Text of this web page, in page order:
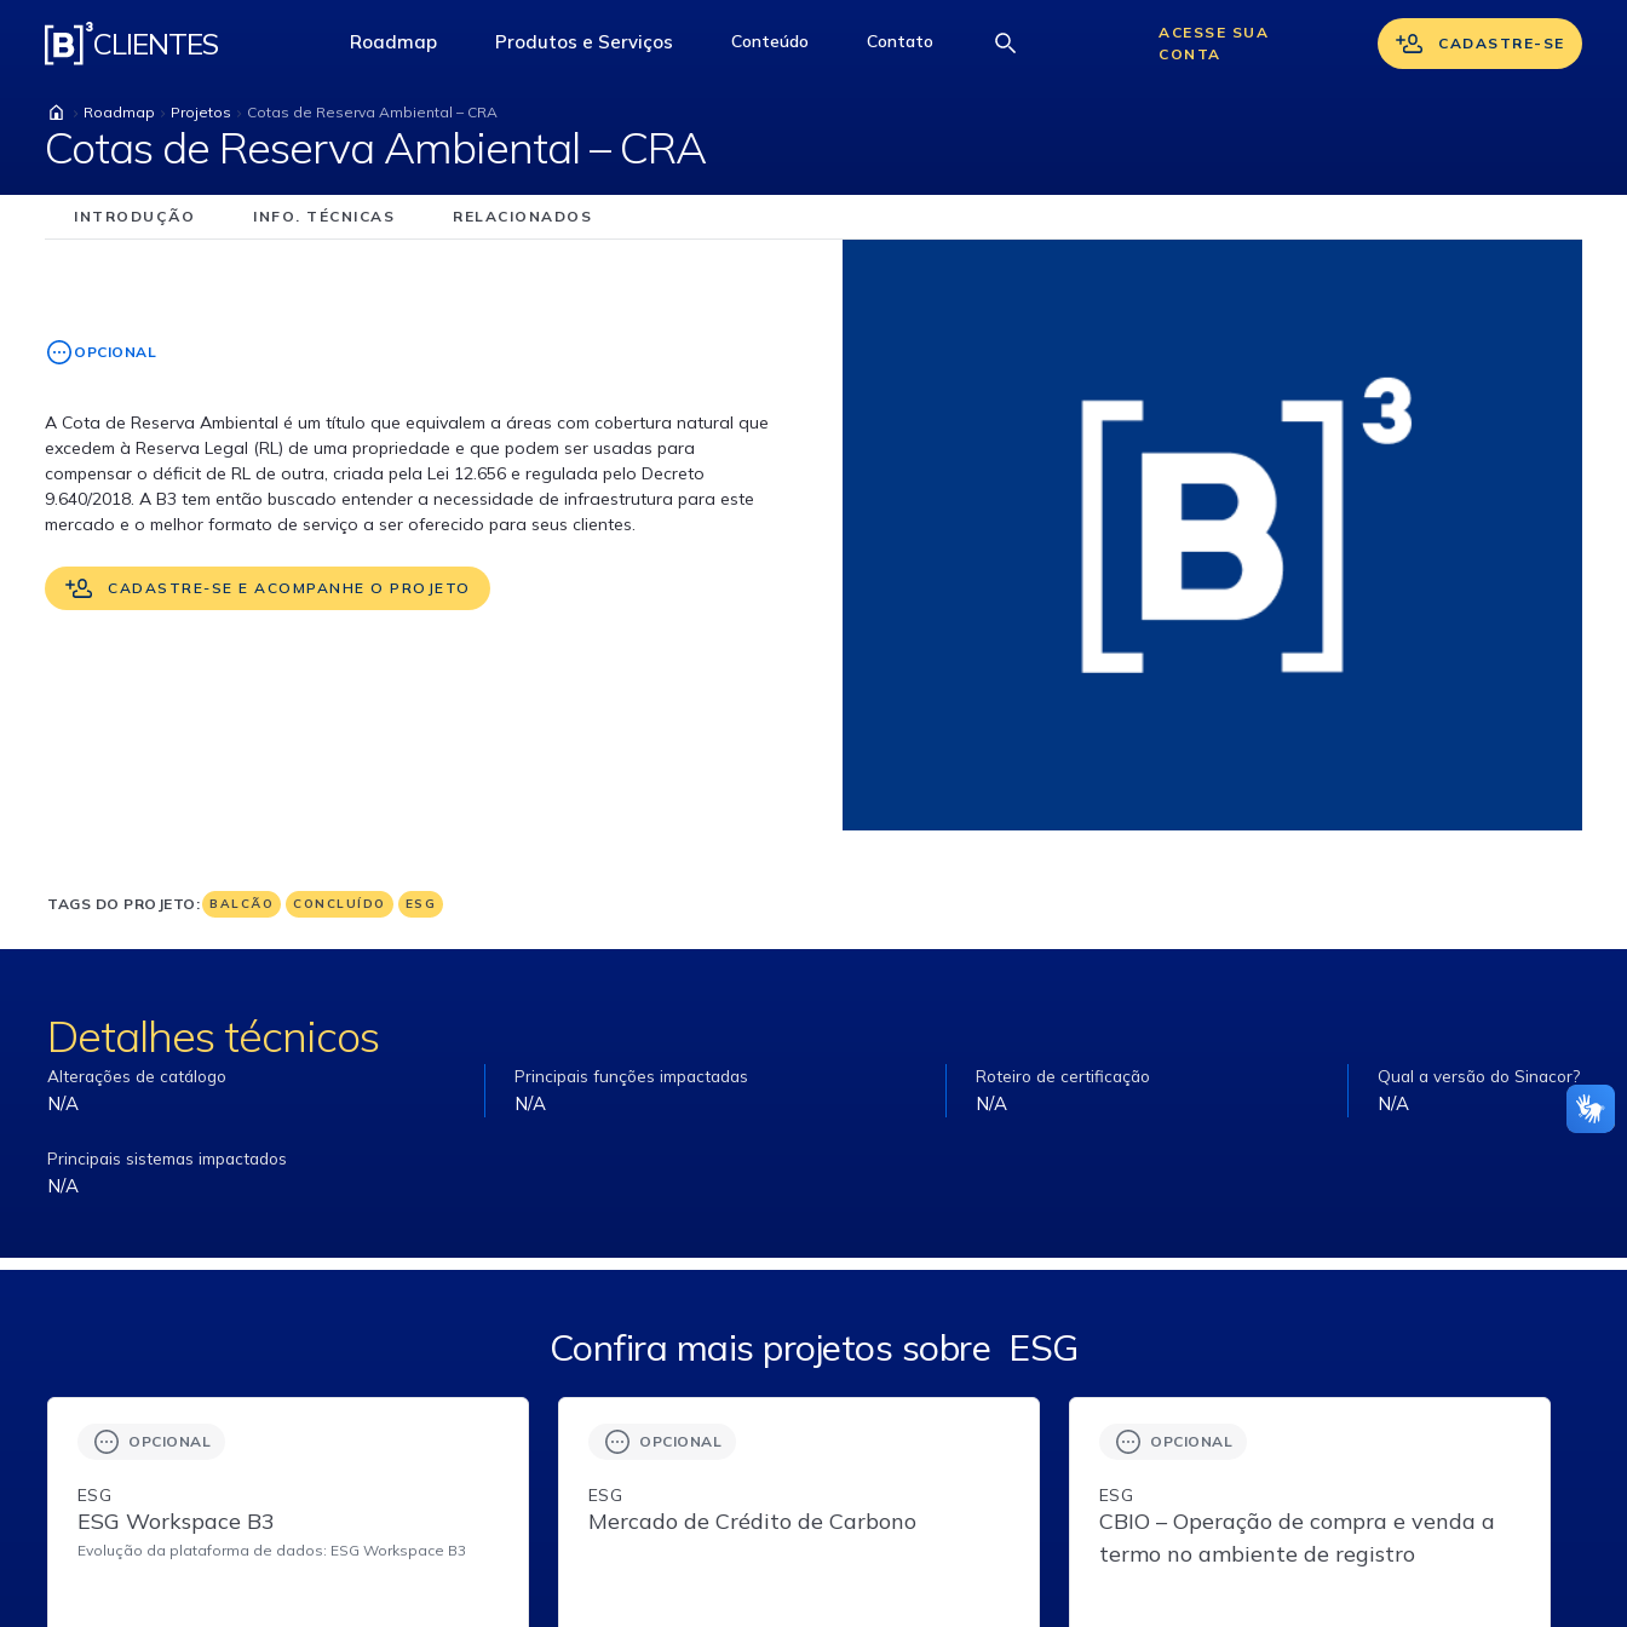
Cotas de Reserva Ambiental &#8211; CRA
CLIENTES access-the-page
Roadmap access-the-page
Produtos e Serviços access-the-page
Conteúdo access-the-page
Contato
ACESSE SUA
CONTA
CADASTRE-SE
Roadmap Projetos Cotas de Reserva Ambiental – CRA
Cotas de Reserva Ambiental – CRA
INTRODUÇÃO INFO. TÉCNICAS RELACIONADOS
OPCIONAL
A Cota de Reserva Ambiental é um título que equivalem a áreas com cobertura natural que
excedem à Reserva Legal (RL) de uma propriedade e que podem ser usadas para
compensar o déficit de RL de outra, criada pela Lei 12.656 e regulada pelo Decreto
9.640/2018. A B3 tem então buscado entender a necessidade de infraestrutura para este
mercado e o melhor formato de serviço a ser oferecido para seus clientes.
CADASTRE-SE E ACOMPANHE O PROJETO
TAGS DO PROJETO: BALCÃO CONCLUÍDO ESG
Detalhes técnicos
Alterações de catálogo
N/A
Principais sistemas impactados
N/A
Principais funções impactadas
N/A
Roteiro de certificação
N/A
Qual a versão do Sinacor?
N/A
Confira mais projetos sobre ESG
OPCIONAL
ESG
ESG Workspace B3
Evolução da plataforma de dados: ESG Workspace B3
OPCIONAL
ESG
Mercado de Crédito de Carbono
OPCIONAL
ESG
CBIO – Operação de compra e venda a
termo no ambiente de registro